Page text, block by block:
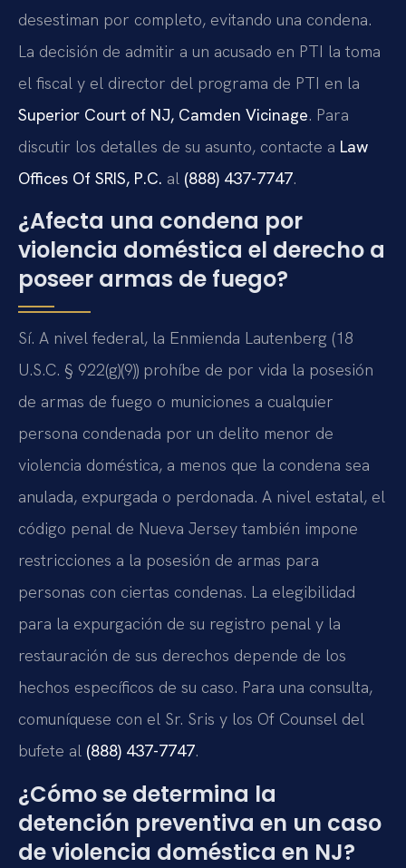
desestiman por completo, evitando una condena.
La decisión de admitir a un acusado en PTI la toma
el fiscal y el director del programa de PTI en la
Superior Court of NJ, Camden Vicinage. Para
discutir los detalles de su asunto, contacte a Law
Offices Of SRIS, P.C. al (888) 437-7747.
¿Afecta una condena por
violencia doméstica el derecho a
poseer armas de fuego?
Sí. A nivel federal, la Enmienda Lautenberg (18
U.S.C. § 922(g)(9)) prohíbe de por vida la posesión
de armas de fuego o municiones a cualquier
persona condenada por un delito menor de
violencia doméstica, a menos que la condena sea
anulada, expurgada o perdonada. A nivel estatal, el
código penal de Nueva Jersey también impone
restricciones a la posesión de armas para
personas con ciertas condenas. La elegibilidad
para la expurgación de su registro penal y la
restauración de sus derechos depende de los
hechos específicos de su caso. Para una consulta,
comuníquese con el Sr. Sris y los Of Counsel del
bufete al (888) 437-7747.
¿Cómo se determina la
detención preventiva en un caso
de violencia doméstica en NJ?